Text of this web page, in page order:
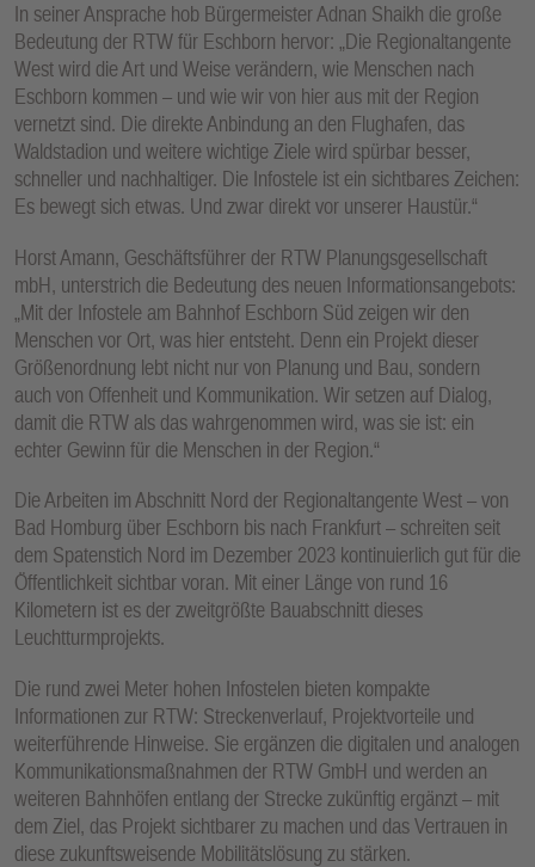
In seiner Ansprache hob Bürgermeister Adnan Shaikh die große
Bedeutung der RTW für Eschborn hervor: „Die Regionaltangente
West wird die Art und Weise verändern, wie Menschen nach
Eschborn kommen – und wie wir von hier aus mit der Region
vernetzt sind. Die direkte Anbindung an den Flughafen, das
Waldstadion und weitere wichtige Ziele wird spürbar besser,
schneller und nachhaltiger. Die Infostele ist ein sichtbares Zeichen:
Es bewegt sich etwas. Und zwar direkt vor unserer Haustür.“
Horst Amann, Geschäftsführer der RTW Planungsgesellschaft
mbH, unterstrich die Bedeutung des neuen Informationsangebots:
„Mit der Infostele am Bahnhof Eschborn Süd zeigen wir den
Menschen vor Ort, was hier entsteht. Denn ein Projekt dieser
Größenordnung lebt nicht nur von Planung und Bau, sondern
auch von Offenheit und Kommunikation. Wir setzen auf Dialog,
damit die RTW als das wahrgenommen wird, was sie ist: ein
echter Gewinn für die Menschen in der Region.“
Die Arbeiten im Abschnitt Nord der Regionaltangente West – von
Bad Homburg über Eschborn bis nach Frankfurt – schreiten seit
dem Spatenstich Nord im Dezember 2023 kontinuierlich gut für die
Öffentlichkeit sichtbar voran. Mit einer Länge von rund 16
Kilometern ist es der zweitgrößte Bauabschnitt dieses
Leuchtturmprojekts.
Die rund zwei Meter hohen Infostelen bieten kompakte
Informationen zur RTW: Streckenverlauf, Projektvorteile und
weiterführende Hinweise. Sie ergänzen die digitalen und analogen
Kommunikationsmaßnahmen der RTW GmbH und werden an
weiteren Bahnhöfen entlang der Strecke zukünftig ergänzt – mit
dem Ziel, das Projekt sichtbarer zu machen und das Vertrauen in
diese zukunftsweisende Mobilitätslösung zu stärken.